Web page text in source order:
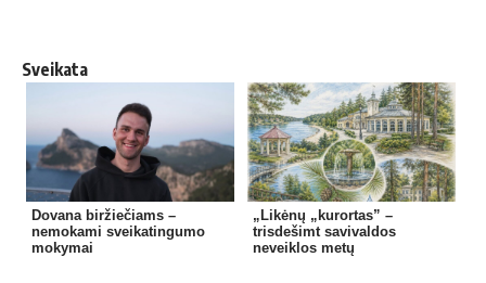
Sveikata
Dovana biržiečiams –
nemokami sveikatingumo
mokymai
„Likėnų „kurortas” –
trisdešimt savivaldos
neveiklos metų